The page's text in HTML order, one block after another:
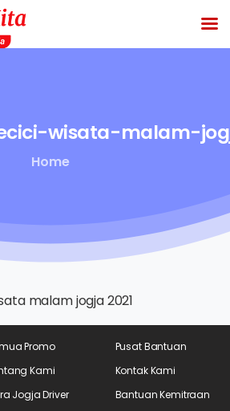
wisata-malam-
Home
Promo
Kami
Jogja Driver
Pusat Bantuan
Kontak Kami
Bantuan Kemitraan